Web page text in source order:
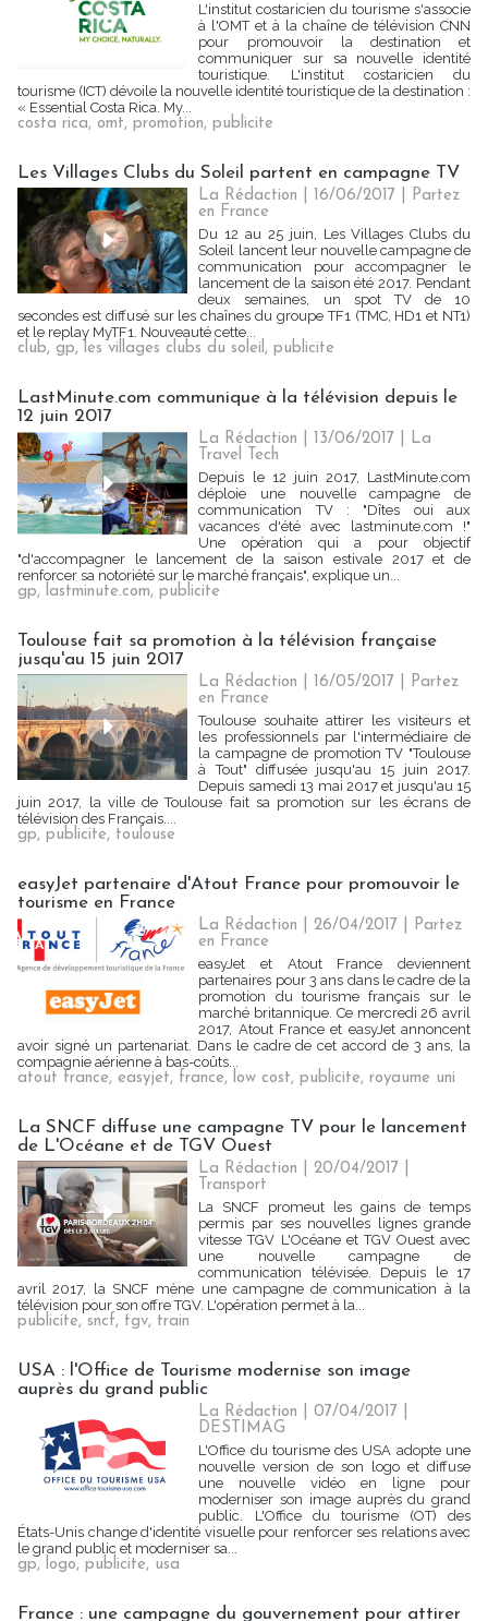
L'institut costaricien du tourisme s'associe
à l'OMT et à la chaîne de télévision CNN
pour promouvoir la destination et
communiquer sur sa nouvelle identité
touristique. L'institut costaricien du
tourisme (ICT) dévoile la nouvelle identité touristique de la destination :
« Essential Costa Rica. My...
costa rica, omt, promotion, publicite
Les Villages Clubs du Soleil partent en campagne TV
La Rédaction | 16/06/2017
Partez
en France
Du 12 au 25 juin, Les Villages Clubs du
Soleil lancent leur nouvelle campagne de
communication pour accompagner le
lancement de la saison été 2017. Pendant
deux semaines, un spot TV de 10
secondes est diffusé sur les chaînes du groupe TF1 (TMC, HD1 et NT1)
et le replay MyTF1. Nouveauté cette...
club, gp, les villages clubs du soleil, publicite
LastMinute.com communique à la télévision depuis le
12 juin 2017
La Rédaction | 13/06/2017
La
Travel Tech
Depuis le 12 juin 2017, LastMinute.com
déploie une nouvelle campagne de
communication TV : "Dîtes oui aux
vacances d'été avec lastminute.com !"
Une opération qui a pour objectif
"d'accompagner le lancement de la saison estivale 2017 et de
renforcer sa notoriété sur le marché français", explique un...
gp, lastminute.com, publicite
Toulouse fait sa promotion à la télévision française
jusqu'au 15 juin 2017
La Rédaction | 16/05/2017
Partez
en France
Toulouse souhaite attirer les visiteurs et
les professionnels par l'intermédiaire de
la campagne de promotion TV "Toulouse
à Tout" diffusée jusqu'au 15 juin 2017.
Depuis samedi 13 mai 2017 et jusqu'au 15
juin 2017, la ville de Toulouse fait sa promotion sur les écrans de
télévision des Français....
gp, publicite, toulouse
easyJet partenaire d'Atout France pour promouvoir le
tourisme en France
La Rédaction | 26/04/2017
Partez
en France
easyJet et Atout France deviennent
partenaires pour 3 ans dans le cadre de la
promotion du tourisme français sur le
marché britannique. Ce mercredi 26 avril
2017, Atout France et easyJet annoncent
avoir signé un partenariat. Dans le cadre de cet accord de 3 ans, la
compagnie aérienne à bas-coûts...
atout france, easyjet, france, low cost, publicite, royaume uni
La SNCF diffuse une campagne TV pour le lancement
de L'Océane et de TGV Ouest
La Rédaction | 20/04/2017
Transport
La SNCF promeut les gains de temps
permis par ses nouvelles lignes grande
vitesse TGV L'Océane et TGV Ouest avec
une nouvelle campagne de
communication télévisée. Depuis le 17
avril 2017, la SNCF mène une campagne de communication à la
télévision pour son offre TGV. L'opération permet à la...
publicite, sncf, tgv, train
USA : l'Office de Tourisme modernise son image
auprès du grand public
La Rédaction | 07/04/2017
DESTIMAG
L'Office du tourisme des USA adopte une
nouvelle version de son logo et diffuse
une nouvelle vidéo en ligne pour
moderniser son image auprès du grand
public. L'Office du tourisme (OT) des
États-Unis change d'identité visuelle pour renforcer ses relations avec
le grand public et moderniser sa...
gp, logo, publicite, usa
France : une campagne du gouvernement pour attirer